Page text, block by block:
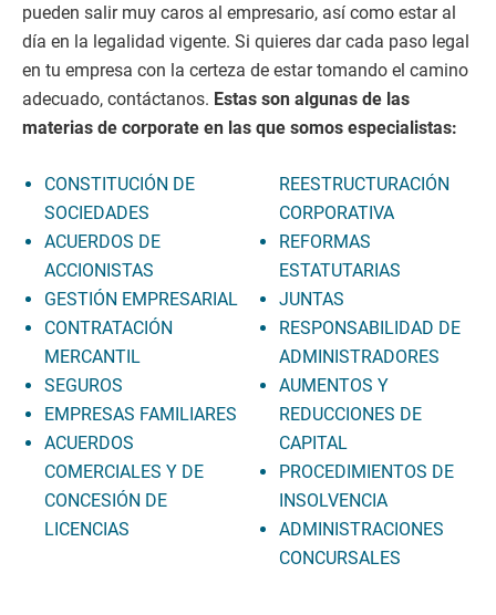
pueden salir muy caros al empresario, así como estar al
día en la legalidad vigente. Si quieres dar cada paso legal
en tu empresa con la certeza de estar tomando el camino
adecuado, contáctanos. Estas son algunas de las
materias de corporate en las que somos especialistas:
CONSTITUCIÓN DE
SOCIEDADES
ACUERDOS DE
ACCIONISTAS
GESTIÓN EMPRESARIAL
CONTRATACIÓN
MERCANTIL
SEGUROS
EMPRESAS FAMILIARES
ACUERDOS
COMERCIALES Y DE
CONCESIÓN DE
LICENCIAS
REESTRUCTURACIÓN
CORPORATIVA
REFORMAS
ESTATUTARIAS
JUNTAS
RESPONSABILIDAD DE
ADMINISTRADORES
AUMENTOS Y
REDUCCIONES DE
CAPITAL
PROCEDIMIENTOS DE
INSOLVENCIA
ADMINISTRACIONES
CONCURSALES